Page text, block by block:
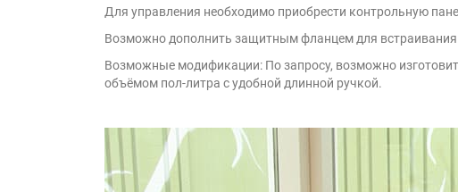
Для управления необходимо приобрести контрольную
Возможно дополнить защитным фланцем для встраивания
Возможные модификации: По запросу, возможно
объёмом пол-литра с удобной длинной ручкой.